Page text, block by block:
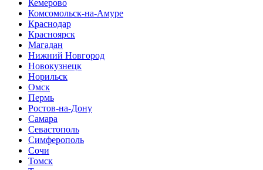
Кемерово
Комсомольск-на-Амуре
Краснодар
Красноярск
Магадан
Нижний Новгород
Новокузнецк
Норильск
Омск
Пермь
Ростов-на-Дону
Самара
Севастополь
Симферополь
Сочи
Томск